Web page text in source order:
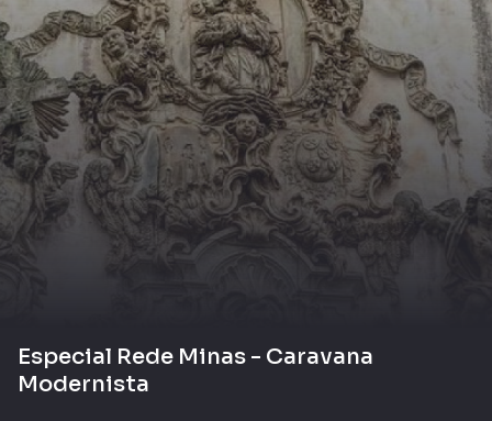
Especial Rede Minas - Caravana
Modernista